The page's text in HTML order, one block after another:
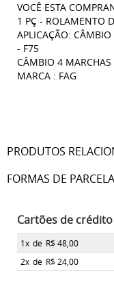
VOCÊ ESTA
1 PÇ - ROLAMENTO
APLICAÇÃO:
- F75
CÂMBIO 4
MARCA : FAG
PRODUTOS
FORMAS DE
Cartões de crédito
1x de R$ 48,00
2x de R$ 24,00